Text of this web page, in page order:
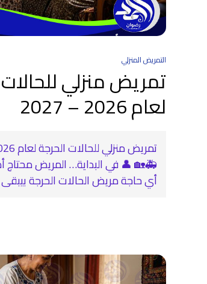
التمريض المنزلي
تمريض منزلي
لعام 2026 – 2027
🚑🏡 👤 في البداية… المريض محتاج
أي حاجة مريض الحالات الحرجة